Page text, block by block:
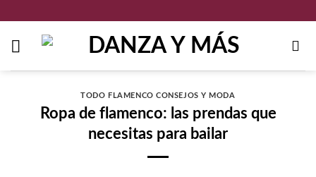
contenido
TODO FLAMENCO CONSEJOS Y MODA
Ropa de flamenco: las prendas que
necesitas para bailar